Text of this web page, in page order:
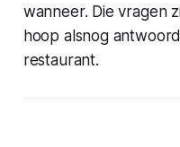
wanneer. Die vragen
hoop alsnog
restaurant.